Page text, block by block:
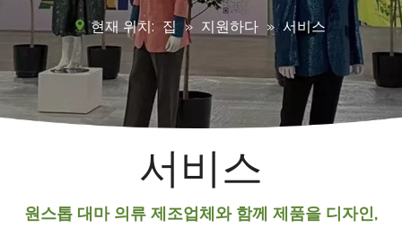
현재 위치: 집 » 지원하다 » 서비스
서비스
원스톱 대마 의류 제조업체와 함께 제품을 디자인,